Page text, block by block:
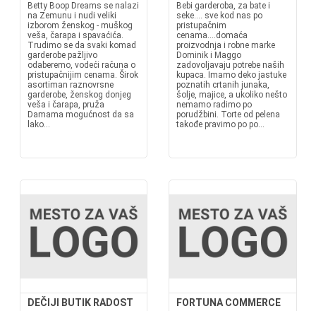
Betty Boop Dreams se nalazi
na Zemunu i nudi veliki
izborom ženskog - muškog
veša, čarapa i spavaćića.
Trudimo se da svaki komad
garderobe pažljivo
odaberemo, vodeći računa o
pristupačnijim cenama. Širok
asortiman raznovrsne
garderobe, ženskog donjeg
veša i čarapa, pruža
Damama mogućnost da sa
lako...
Bebi garderoba, za bate i
seke.... sve kod nas po
pristupačnim
cenama....domaća
proizvodnja i robne marke
Dominik i Maggo
zadovoljavaju potrebe naših
kupaca. Imamo deko jastuke
poznatih crtanih junaka,
šolje, majice, a ukoliko nešto
nemamo radimo po
porudžbini. Torte od pelena
takođe pravimo po po...
DEČIJI BUTIK RADOST FORTUNA COMMERCE